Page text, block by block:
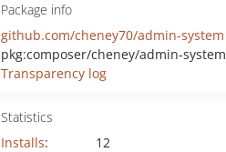
Package info
github.com/cheney70/admin-system
pkg:composer/cheney/admin-system
Transparency log
Statistics
Installs:
12